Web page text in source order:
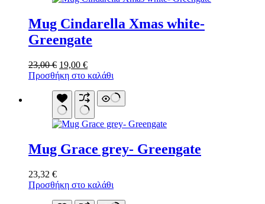
Mug Cindarella Xmas white-
Greengate
23,00€ Original
price
23,00 €.
19,00 €Η
τρέχουσα
είναι:
19,00 €.
Προσθήκη στο καλάθι
Mug Grace grey- Greengate
23,32 €
Προσθήκη στο καλάθι